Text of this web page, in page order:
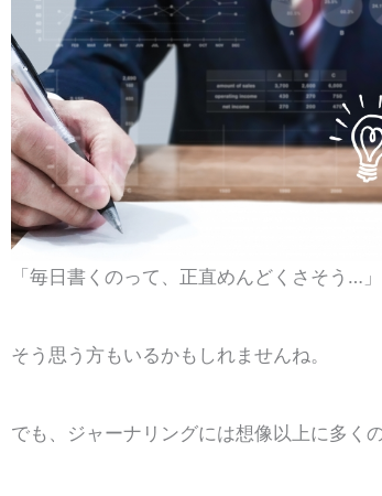
「毎日書くのって、正直めんどくさそう…
そう思う方もいるかもしれませんね。
でも、ジャーナリングには想像以上に多く